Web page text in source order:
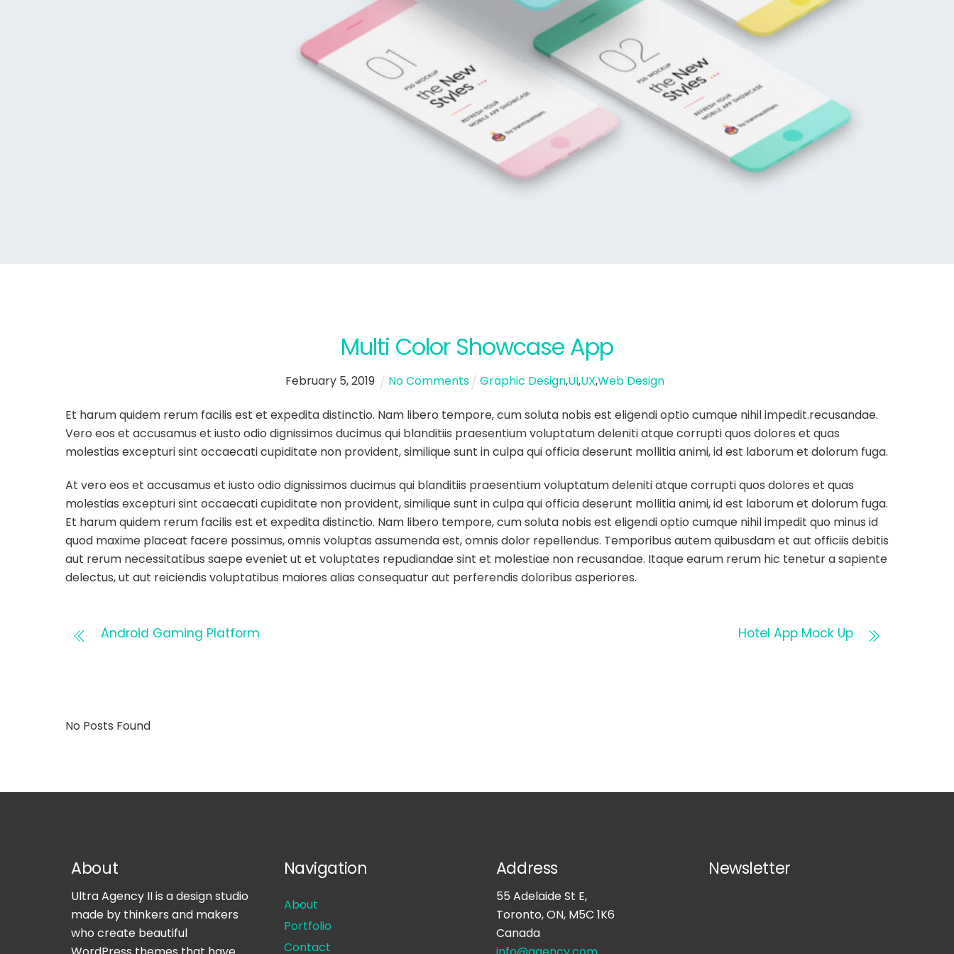
Multi Color Showcase App
February 5,2019 No Comments Graphic Design,UI,UX,Web Design
Et harum quidem rerum facilis est et expedita distinctio. Nam libero tempore, cum soluta nobis est eligendi optio cumque nihil impedit.recusandae.
Vero eos et accusamus et iusto odio dignissimos ducimus qui blanditiis praesentium voluptatum deleniti atque corrupti quos dolores et quas
molestias excepturi sint occaecati cupiditate non provident, similique sunt in culpa qui officia deserunt mollitia animi, id est laborum et dolorum fuga.
At vero eos et accusamus et iusto odio dignissimos ducimus qui blanditiis praesentium voluptatum deleniti atque corrupti quos dolores et quas
molestias excepturi sint occaecati cupiditate non provident, similique sunt in culpa qui officia deserunt mollitia animi, id est laborum et dolorum fuga.
Et harum quidem rerum facilis est et expedita distinctio. Nam libero tempore, cum soluta nobis est eligendi optio cumque nihil impedit quo minus id
quod maxime placeat facere possimus, omnis voluptas assumenda est, omnis dolor repellendus. Temporibus autem quibusdam et aut officiis debitis
aut rerum necessitatibus saepe eveniet ut et voluptates repudiandae sint et molestiae non recusandae. Itaque earum rerum hic tenetur a sapiente
delectus, ut aut reiciendis voluptatibus maiores alias consequatur aut perferendis doloribus asperiores.
Android Gaming Platform Hotel App Mock Up
No Posts Found
About
Ultra Agency II is a design studio
made by thinkers and makers
who create beautiful
Navigation
About
Portfolio
Contact
Address
55 Adelaide St E,
Toronto, ON, M5C 1K6
Canada
Newsletter